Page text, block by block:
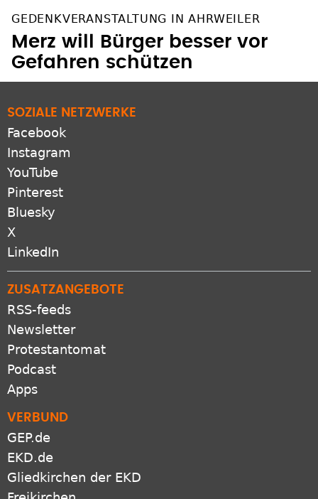
GEDENKVERANSTALTUNG IN AHRWEILER
Merz will Bürger besser vor
Gefahren schützen
SOZIALE NETZWERKE
Facebook
Instagram
YouTube
Pinterest
Bluesky
X
LinkedIn
ZUSATZANGEBOTE
RSS-feeds
Newsletter
Protestantomat
Podcast
Apps
VERBUND
GEP.de
EKD.de
Gliedkirchen der EKD